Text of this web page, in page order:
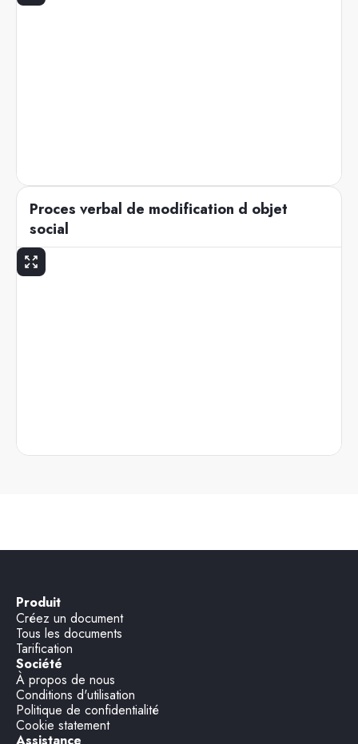
Proces verbal de modification d objet
social
Produit
Créez un document
Tous les documents
Tarification
Société
À propos de nous
Conditions d'utilisation
Politique de confidentialité
Cookie statement